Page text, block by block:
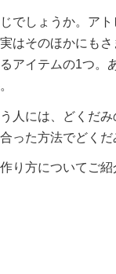
でしょうか。ア
はそのほかにも
アイテムの1つ。
人には、どくだ
った方法でどくだ
り方についてご紹